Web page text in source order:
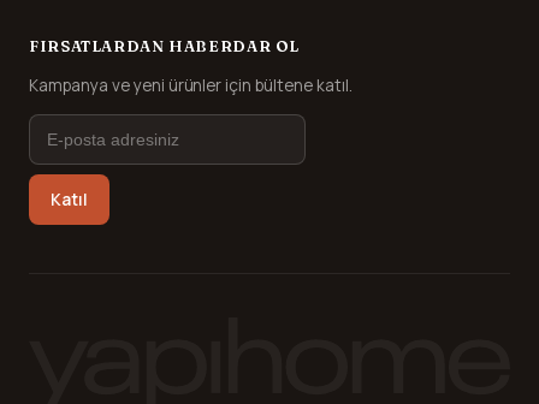
FIRSATLARDAN HABERDAR OL
Kampanya ve yeni ürünler için bültene katıl.
Katıl